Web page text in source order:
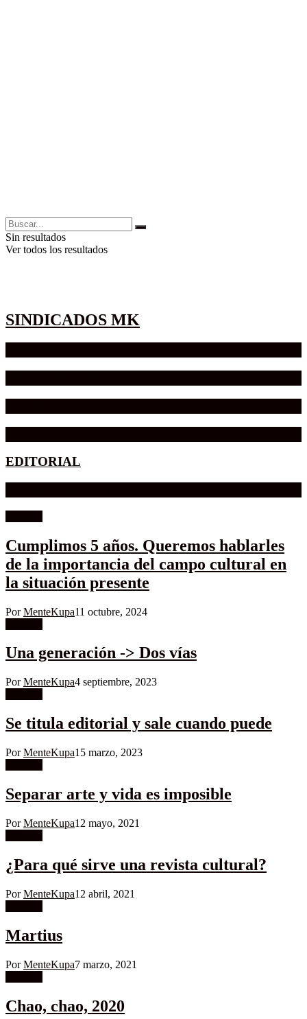
Sin resultados
Ver todos los resultados
SINDICADOS MK
EDITORIAL
Cumplimos 5 años. Queremos hablarles
de la importancia del campo cultural en
la situación presente
PorMenteKupa11 octubre, 2024
Una generación -> Dos vías
PorMenteKupa4 septiembre, 2023
Se titula editorial y sale cuando puede
PorMenteKupa15 marzo, 2023
Separar arte y vida es imposible
PorMenteKupa12 mayo, 2021
¿Para qué sirve una revista cultural?
PorMenteKupa12 abril, 2021
Martius
PorMenteKupa7 marzo, 2021
Chao, chao, 2020